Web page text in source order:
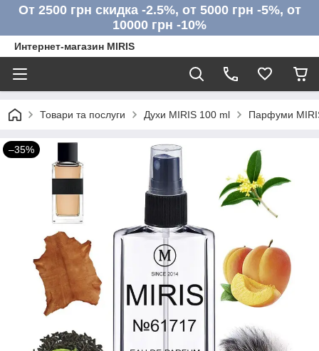
От 2500 грн скидка -2.5%, от 5000 грн -5%, от
10000 грн -10%
Интернет-магазин MIRIS
Товари та послуги Духи MIRIS 100 ml Парфуми
–35%